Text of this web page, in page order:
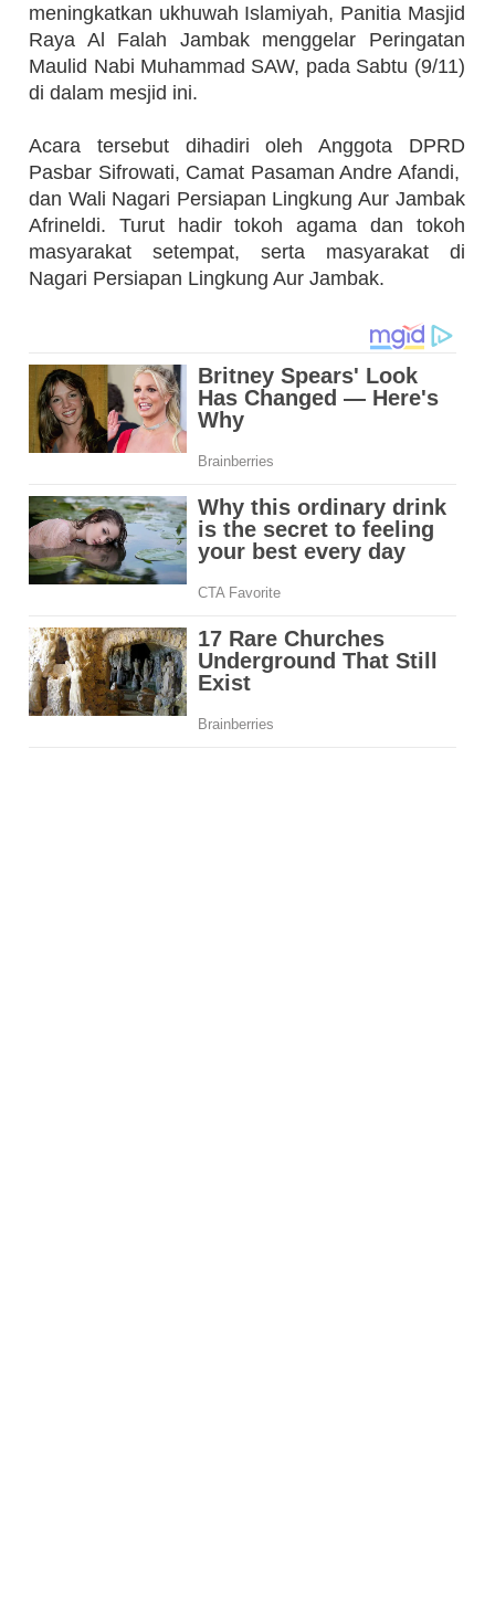
meningkatkan ukhuwah Islamiyah, Panitia Masjid
Raya Al Falah Jambak menggelar Peringatan
Maulid Nabi Muhammad SAW, pada Sabtu (9/11)
di dalam mesjid ini.
Acara tersebut dihadiri oleh Anggota DPRD
Pasbar Sifrowati, Camat Pasaman Andre Afandi,
dan Wali Nagari Persiapan Lingkung Aur Jambak
Afrineldi. Turut hadir tokoh agama dan tokoh
masyarakat setempat, serta masyarakat di
Nagari Persiapan Lingkung Aur Jambak.